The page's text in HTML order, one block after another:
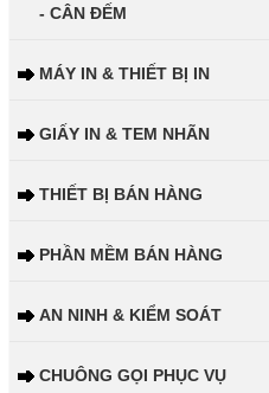
- CÂN ĐẾM
MÁY IN & THIẾT BỊ IN
GIẤY IN & TEM NHÃN
THIẾT BỊ BÁN HÀNG
PHẦN MỀM BÁN HÀNG
AN NINH & KIỂM SOÁT
CHUÔNG GỌI PHỤC VỤ